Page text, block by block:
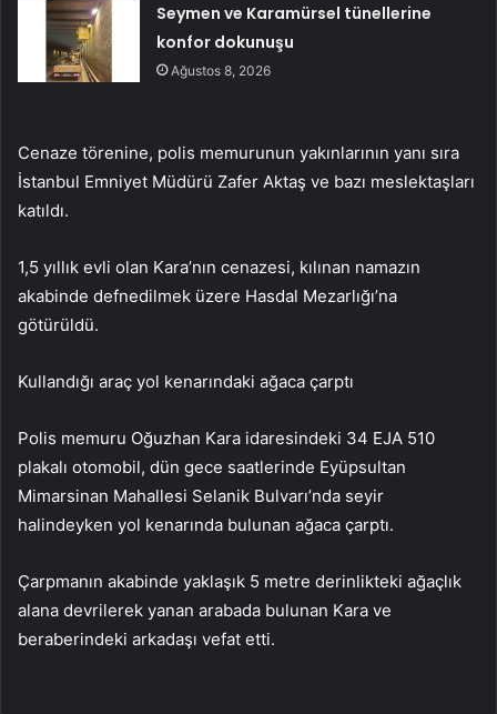
Seymen ve Karamürsel tünellerine
konfor dokunuşu
Ağustos 8, 2026
Cenaze törenine, polis memurunun yakınlarının yanı sıra
İstanbul Emniyet Müdürü Zafer Aktaş ve bazı meslektaşları
katıldı.
1,5 yıllık evli olan Kara’nın cenazesi, kılınan namazın
akabinde defnedilmek üzere Hasdal Mezarlığı’na
götürüldü.
Kullandığı araç yol kenarındaki ağaca çarptı
Polis memuru Oğuzhan Kara idaresindeki 34 EJA 510
plakalı otomobil, dün gece saatlerinde Eyüpsultan
Mimarsinan Mahallesi Selanik Bulvarı’nda seyir
halindeyken yol kenarında bulunan ağaca çarptı.
Çarpmanın akabinde yaklaşık 5 metre derinlikteki ağaçlık
alana devrilerek yanan arabada bulunan Kara ve
beraberindeki arkadaşı vefat etti.